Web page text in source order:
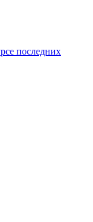
последних